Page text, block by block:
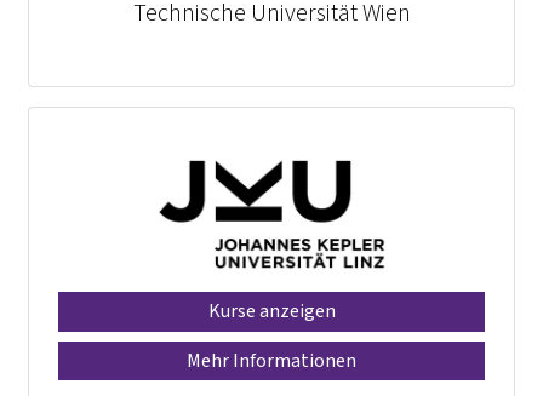
Technische Universität Wien
Kurse anzeigen
Mehr Informationen